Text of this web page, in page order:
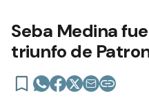
Seba Medina
triunfo de